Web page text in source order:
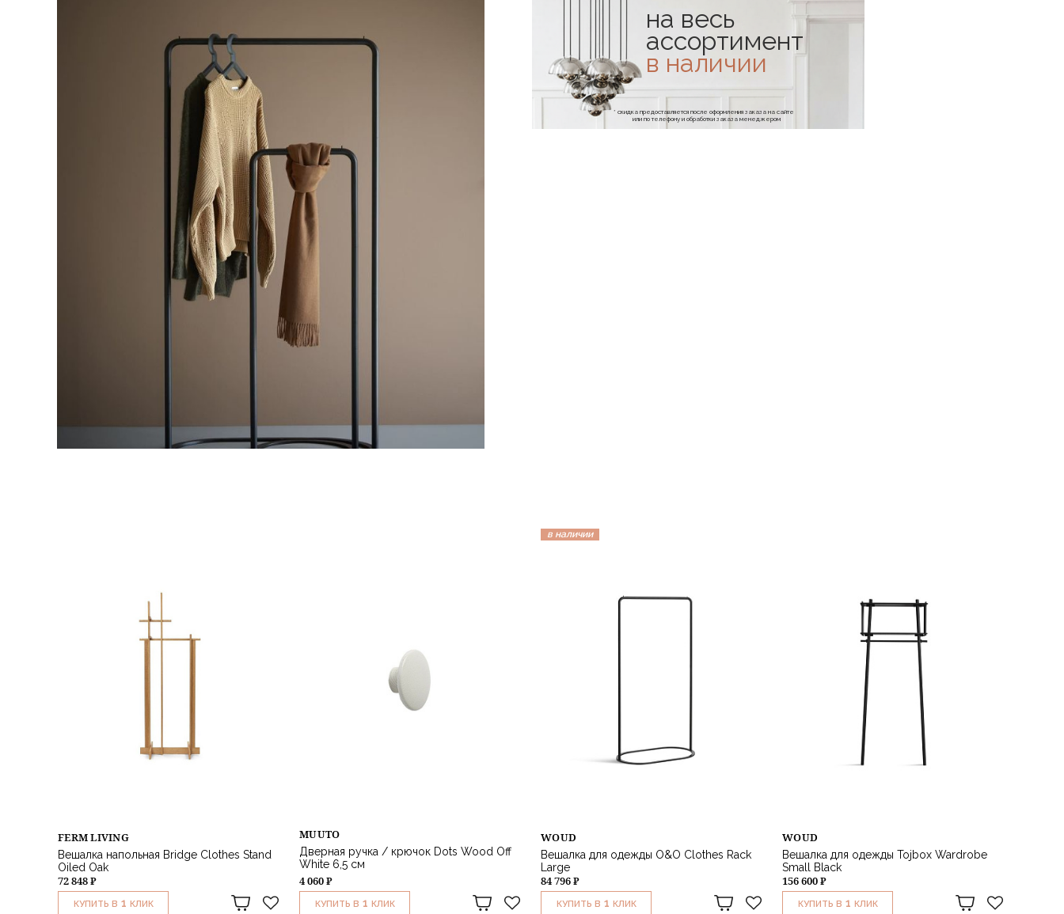
FERM LIVING
Вешалка напольная Bridge Clothes Stand
Oiled Oak
72 848 ₽
КУПИТЬ В 1 КЛИК
MUUTO
Дверная ручка / крючок Dots Wood Off
White 6,5 см
4 060 ₽
КУПИТЬ В 1 КЛИК
в наличии
WOUD
Вешалка для одежды O&O Clothes Rack
Large
84 796 ₽
КУПИТЬ В 1 КЛИК
WOUD
Вешалка для одежды Tojbox Wardrobe
Small Black
156 600 ₽
КУПИТЬ В 1 КЛИК
на весь
ассортимент
в наличии
* скидка предоставляется после оформления заказа на сайте
или по телефону и обработки заказа менеджером